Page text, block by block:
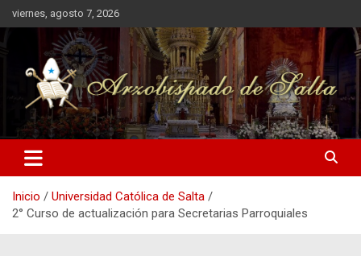
Saltar
al
contenido
viernes, agosto 7, 2026
Arzobispado de Salta
Arzobispado de Salta
Inicio
Universidad Católica de Salta
2° Curso de actualización para Secretarias Parroquiales